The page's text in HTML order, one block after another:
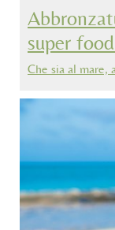
super
Che sia al mare,